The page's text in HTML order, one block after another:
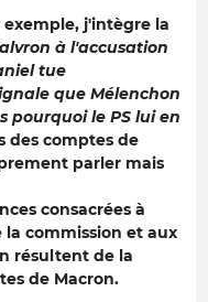
exemple, j'intègre la
à l'accusation
tue
que Mélenchon
pourquoi le PS lui en
des comptes de
parler mais
consacrées à
commission et aux
résultent de la
de Macron.